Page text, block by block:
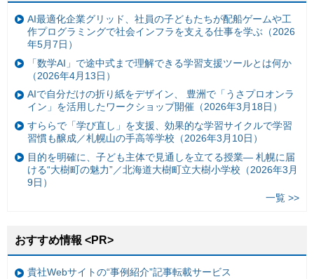
AI最適化企業グリッド、社員の子どもたちが配船ゲームや工
作プログラミングで社会インフラを支える仕事を学ぶ（2026
年5月7日）
「数学AI」で途中式まで理解できる学習支援ツールとは何か
（2026年4月13日）
AIで自分だけの折り紙をデザイン、 豊洲で「うさプロオンラ
イン」を活用したワークショップ開催（2026年3月18日）
すららで「学び直し」を支援、効果的な学習サイクルで学習
習慣も醸成／札幌山の手高等学校（2026年3月10日）
目的を明確に、子ども主体で見通しを立てる授業— 札幌に届
ける“大樹町の魅力”／北海道大樹町立大樹小学校（2026年3月
9日）
一覧 >>
おすすめ情報 <PR>
貴社Webサイトの“事例紹介”記事転載サービス